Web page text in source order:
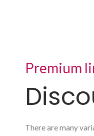
Premium
There are many